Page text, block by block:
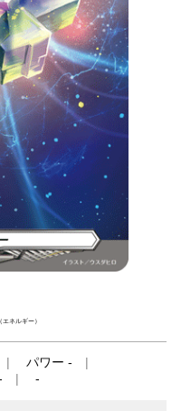
（エネルギー）
パワー -
-